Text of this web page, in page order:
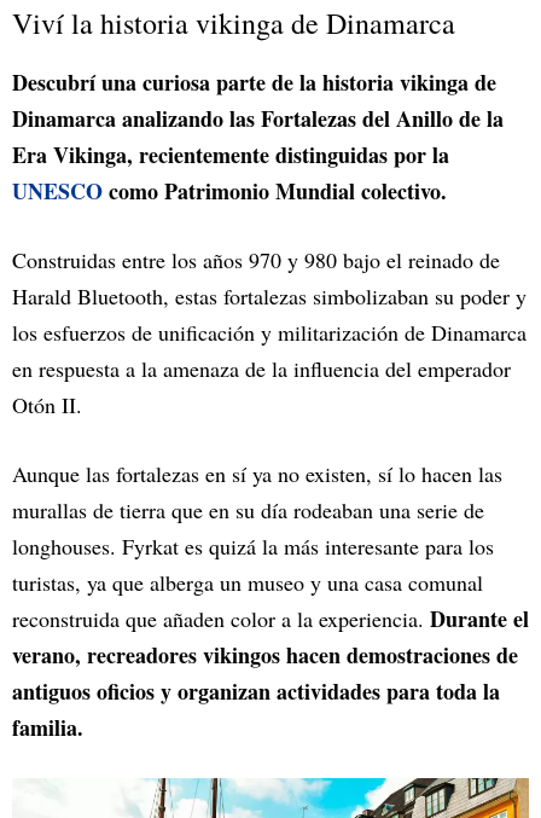
Viví la historia vikinga de Dinamarca
Descubrí una curiosa parte de la historia vikinga de
Dinamarca analizando las Fortalezas del Anillo de la
Era Vikinga, recientemente distinguidas por la
UNESCOcomo Patrimonio Mundial colectivo.
Construidas entre los años 970 y 980 bajo el reinado de
Harald Bluetooth, estas fortalezas simbolizaban su poder y
los esfuerzos de unificación y militarización de Dinamarca
en respuesta a la amenaza de la influencia del emperador
Otón II.
Aunque las fortalezas en sí ya no existen, sí lo hacen las
murallas de tierra que en su día rodeaban una serie de
longhouses. Fyrkat es quizá la más interesante para los
turistas, ya que alberga un museo y una casa comunal
reconstruida que añaden color a la experiencia. Durante el
verano, recreadores vikingos hacen demostraciones de
antiguos oficios y organizan actividades para toda la
familia.